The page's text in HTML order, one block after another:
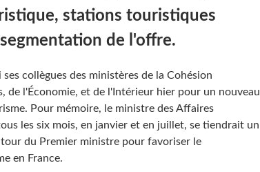
stations touristiques
de l'offre.
ses collègues des ministères de la Cohésion
de l'Économie, et de l'Intérieur hier pour un nouveau
Pour mémoire, le ministre des Affaires
les six mois, en janvier et en juillet, se tiendrait un
du Premier ministre pour favoriser le
en France.